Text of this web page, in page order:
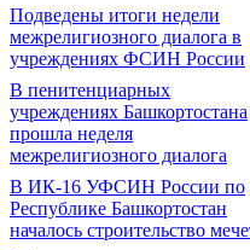
Подведены итоги недели
межрелигиозного диалога в
учреждениях ФСИН России
В пенитенциарных
учреждениях Башкортостана
прошла неделя
межрелигиозного диалога
В ИК-16 УФСИН России по
Республике Башкортостан
началось строительство